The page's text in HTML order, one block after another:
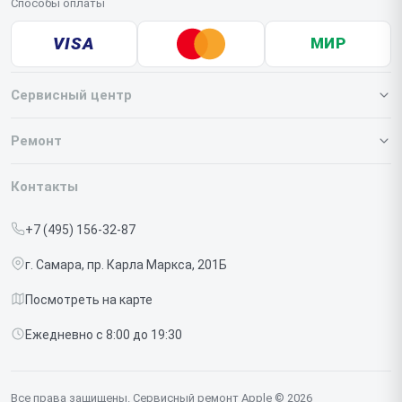
Способы оплаты
VISA МИР
Сервисный центр
О нашем сервисе
Срочный ремонт
Доставка и способы оплаты
Диагностика
Контакты
Ремонт
Iphone
Контакты
+7 (495) 156-32-87
г. Самара, пр. Карла Маркса, 201Б
Посмотреть на карте
Ежедневно с 8:00 до 19:30
Все права защищены. Сервисный ремонт Apple © 2026